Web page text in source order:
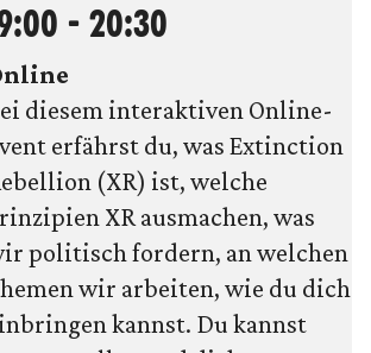
- 20:30
diesem interaktiven Online-
erfährst du, was Extinction
(XR) ist, welche
XR ausmachen, was
politisch fordern, an welchen
wir arbeiten, wie du dich
kannst. Du kannst